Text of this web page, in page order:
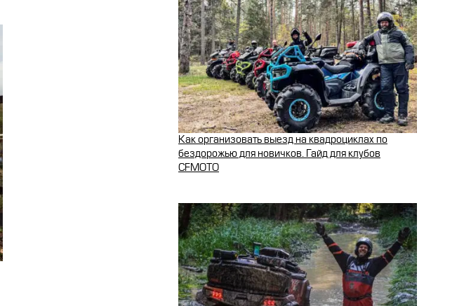
Как организовать выезд на квадроциклах по
бездорожью для новичков. Гайд для клубов
CFMOTO